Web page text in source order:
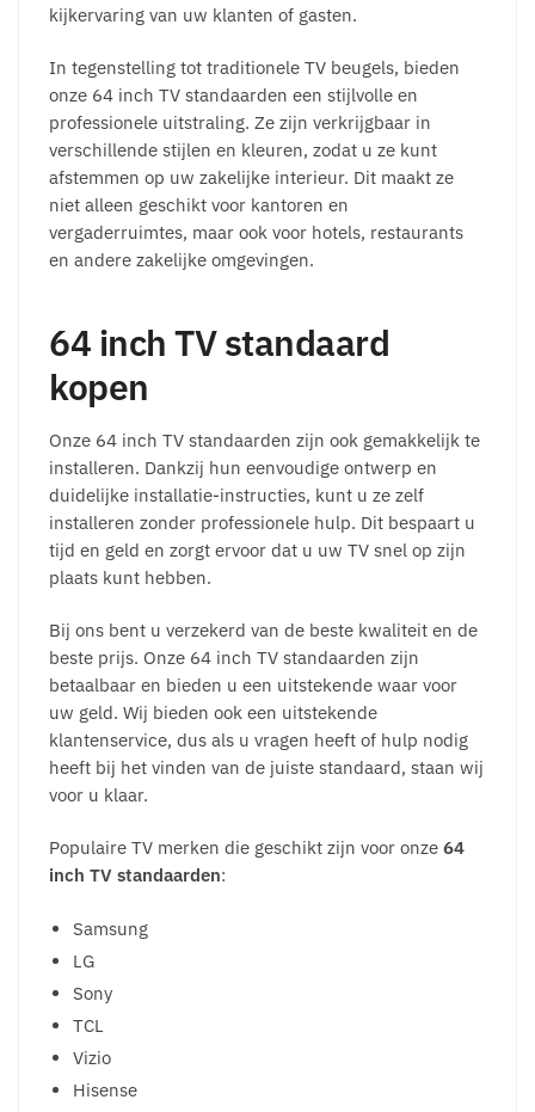
kijkervaring van uw klanten of gasten.
In tegenstelling tot traditionele TV beugels, bieden
onze 64 inch TV standaarden een stijlvolle en
professionele uitstraling. Ze zijn verkrijgbaar in
verschillende stijlen en kleuren, zodat u ze kunt
afstemmen op uw zakelijke interieur. Dit maakt ze
niet alleen geschikt voor kantoren en
vergaderruimtes, maar ook voor hotels, restaurants
en andere zakelijke omgevingen.
64 inch TV standaard
kopen
Onze 64 inch TV standaarden zijn ook gemakkelijk te
installeren. Dankzij hun eenvoudige ontwerp en
duidelijke installatie-instructies, kunt u ze zelf
installeren zonder professionele hulp. Dit bespaart u
tijd en geld en zorgt ervoor dat u uw TV snel op zijn
plaats kunt hebben.
Bij ons bent u verzekerd van de beste kwaliteit en de
beste prijs. Onze 64 inch TV standaarden zijn
betaalbaar en bieden u een uitstekende waar voor
uw geld. Wij bieden ook een uitstekende
klantenservice, dus als u vragen heeft of hulp nodig
heeft bij het vinden van de juiste standaard, staan wij
voor u klaar.
Populaire TV merken die geschikt zijn voor onze 64
inch TV standaarden:
Samsung
LG
Sony
TCL
Vizio
Hisense